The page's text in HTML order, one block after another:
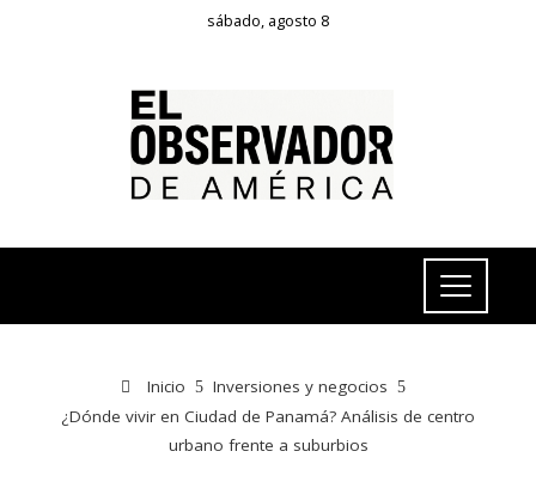
sábado, agosto 8
Inicio
Inversiones y negocios
¿Dónde vivir en Ciudad de Panamá? Análisis de centro
urbano frente a suburbios